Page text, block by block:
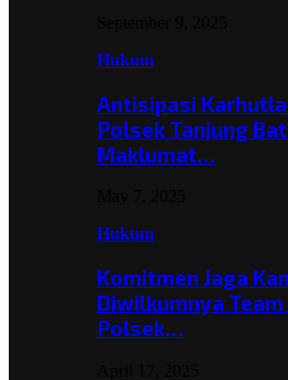
Hukum
Antisipasi
Polsek Tanjung
Maklumat…
Hukum
Komitmen Jaga
Diwilkumnya Team
Polsek…